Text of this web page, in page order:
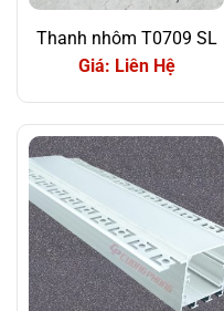
Thanh nhôm T0709 SL
Giá: Liên Hệ